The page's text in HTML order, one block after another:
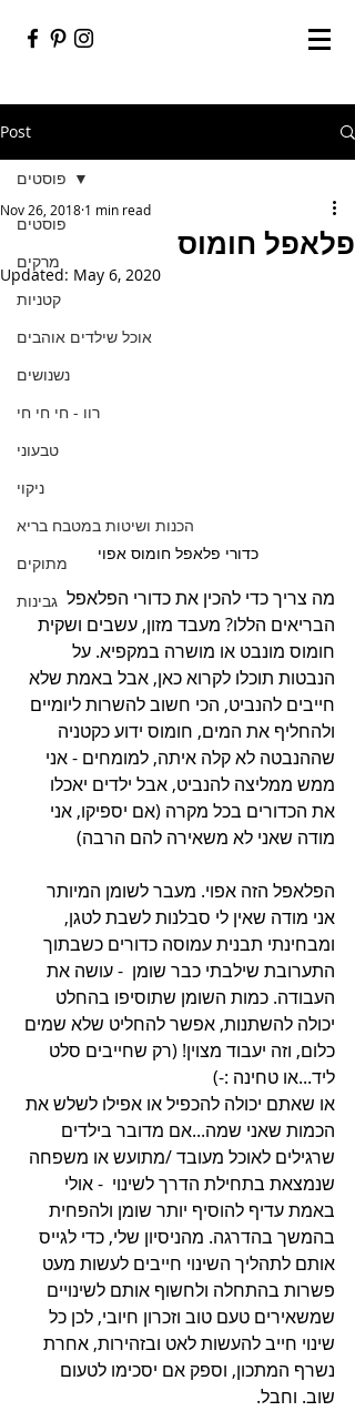
Post
פוסטים
מרקים
קטניות
אוכל שילדים אוהבים
נשנושים
רוו - חי חי חי
טבעוני
ניקוי
הכנות ושיטות במטבח בריא
מתוקים
גבינות
פוסטים
פלאפל חומוס
Nov 26, 2018 1 min read
Updated: May 6, 2020
כדורי פלאפל חומוס אפוי
מה צריך כדי להכין את כדורי הפלאפל
הבריאים הללו? מעבד מזון, עשבים ושקית
חומוס מונבט או מושרה במקפיא. על
הנבטות תוכלו לקרוא כאן, אבל באמת שלא
חייבים להנביט, הכי חשוב להשרות ליומיים
ולהחליף את המים, חומוס ידוע כקטניה
שההנבטה לא קלה איתה, למומחים - אני
ממש ממליצה להנביט, אבל ילדים יאכלו
את הכדורים בכל מקרה (אם יספיקו, אני
מודה שאני לא משאירה להם הרבה)
הפלאפל הזה אפוי. מעבר לשומן המיותר
אני מודה שאין לי סבלנות לשבת לטגן,
ומבחינתי תבנית עמוסה כדורים כשבתוך
התערובת שילבתי כבר שומן  - עושה את
העבודה. כמות השומן שתוסיפו בהחלט
יכולה להשתנות, אפשר להחליט שלא שמים
כלום, וזה יעבוד מצוין! (רק שחייבים סלט
ליד...או טחינה :-)
או שאתם יכולה להכפיל או אפילו לשלש את
הכמות שאני שמה...אם מדובר בילדים
שרגילים לאוכל מעובד /מתועש או משפחה
שנמצאת בתחילת הדרך לשינוי  - אולי
באמת עדיף להוסיף יותר שומן ולהפחית
בהמשך בהדרגה. מהניסיון שלי, כדי לגייס
אותם לתהליך השינוי חייבים לעשות מעט
פשרות בהתחלה ולחשוף אותם לשינויים
שמשאירים טעם טוב וזכרון חיובי, לכן כל
שינוי חייב להעשות לאט ובזהירות, אחרת
נשרף המתכון, וספק אם יסכימו לטעום
שוב. וחבל.